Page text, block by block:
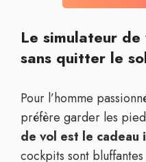
Le simulateur
sans quitter le
Pour l’homme
préfère garder les
de vol est le cadeau
cockpits sont